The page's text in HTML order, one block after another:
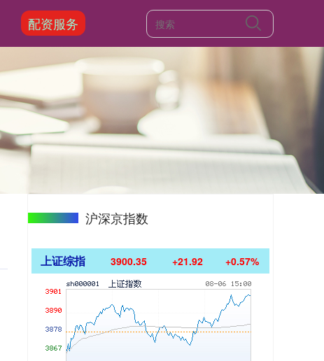
配资服务
沪深京指数
上证综指 3900.35 +21.92 +0.57%